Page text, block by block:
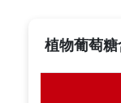
植物葡萄